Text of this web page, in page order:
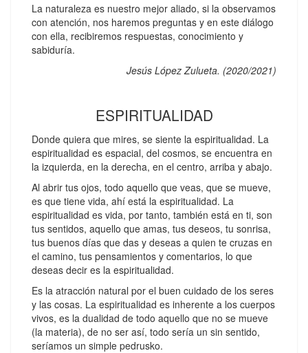
La naturaleza es nuestro mejor aliado, si la observamos
con atención, nos haremos preguntas y en este diálogo
con ella, recibiremos respuestas, conocimiento y
sabiduría.
Jesús López Zulueta. (2020/2021)
ESPIRITUALIDAD
Donde quiera que mires, se siente la espiritualidad. La
espiritualidad es espacial, del cosmos, se encuentra en
la izquierda, en la derecha, en el centro, arriba y abajo.
Al abrir tus ojos, todo aquello que veas, que se mueve,
es que tiene vida, ahí está la espiritualidad. La
espiritualidad es vida, por tanto, también está en ti, son
tus sentidos, aquello que amas, tus deseos, tu sonrisa,
tus buenos días que das y deseas a quien te cruzas en
el camino, tus pensamientos y comentarios, lo que
deseas decir es la espiritualidad.
Es la atracción natural por el buen cuidado de los seres
y las cosas. La espiritualidad es inherente a los cuerpos
vivos, es la dualidad de todo aquello que no se mueve
(la materia), de no ser así, todo sería un sin sentido,
seríamos un simple pedrusko.